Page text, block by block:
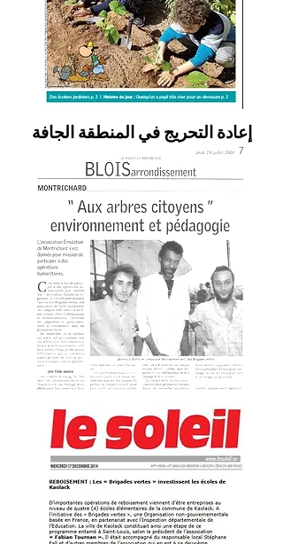
إعادة التحريج في المنطقة الجافة